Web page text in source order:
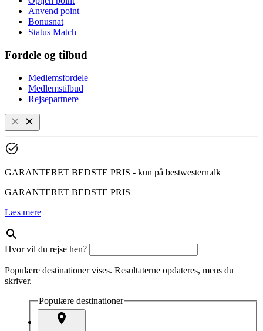
Anvend point
Bonusnat
Status Match
Fordele og tilbud
Medlemsfordele
Medlemstilbud
Rejsepartnere
GARANTERET BEDSTE PRIS - kun på bestwestern.dk
GARANTERET BEDSTE PRIS
Læs mere
Hvor vil du rejse hen?
Populære destinationer vises. Resultaterne opdateres, mens du
skriver.
Populære destinationer